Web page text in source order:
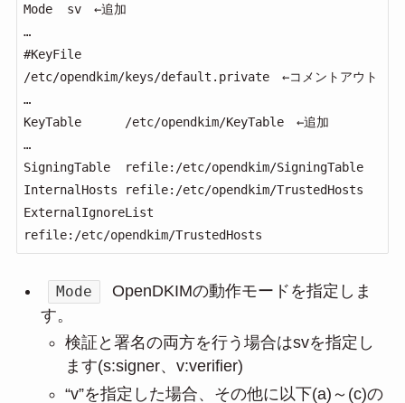
Mode  sv　←追加
…
#KeyFile
/etc/opendkim/keys/default.private　←コメントアウト
…
KeyTable      /etc/opendkim/KeyTable　←追加
…
SigningTable  refile:/etc/opendkim/SigningTable
InternalHosts refile:/etc/opendkim/TrustedHosts
ExternalIgnoreList
refile:/etc/opendkim/TrustedHosts
Mode
OpenDKIMの動作モードを指定しま
す。
検証と署名の両方を行う場合はsvを指定し
ます(s:signer、v:verifier)
“v”を指定した場合、その他に以下(a)～(c)の